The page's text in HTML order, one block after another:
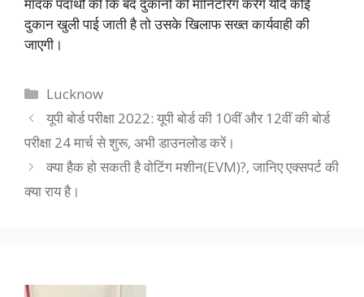
दुकान खुली पाई जाती है तो उसके खिलाफ सख्त कार्यवाही की
जाएगी।
Categories
Lucknow
यूपी बोर्ड परीक्षा 2022: यूपी बोर्ड की 10वीं और 12वीं की बोर्ड
परीक्षा 24 मार्च से शुरू, अभी डाउनलोड करें।
क्या हैक हो सकती है वोटिंग मशीन(EVM)?, जानिए एक्सपर्ट की
क्या राय है।